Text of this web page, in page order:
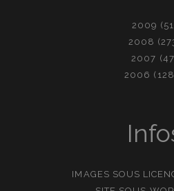
2009
2008
2007
2006
IMAGES SOUS